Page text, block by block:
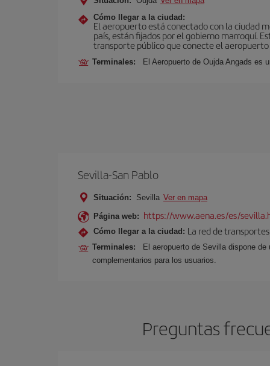
Cómo llegar a la ciudad:
El aeropuerto está conectado con la ciudad
país, están fijados por el gobierno marroquí.
transporte público que conecte el aeropuerto
Terminales: El Aeropuerto de Oujda Angads es
Sevilla-San Pablo
Situación: Sevilla Ver en mapa
Página web: https://www.aena.es/es/
Cómo llegar a la ciudad: La red de
Terminales:
El aeropuerto de Sevilla dispone
complementarios para los usuarios.
Preguntas